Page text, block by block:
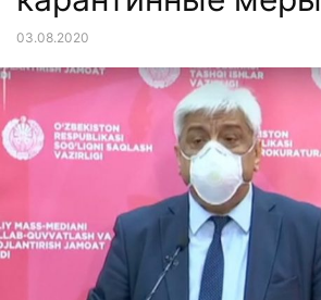
03.08.2020